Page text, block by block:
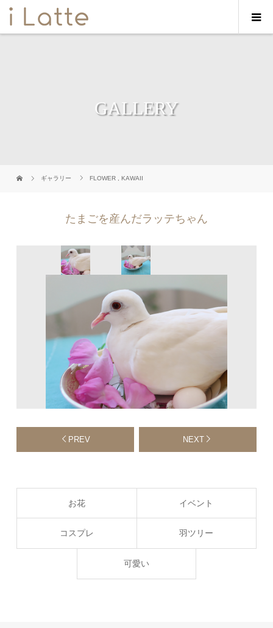
GALLERY
ギャラリー FLOWER ,KAWAII
たまごを産んだラッテちゃん
PREV NEXT
お花 イベント
コスプレ 羽ツリー
可愛い